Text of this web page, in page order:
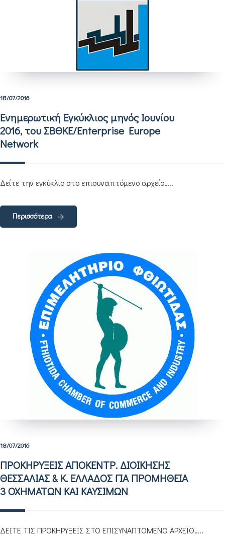
18/07/2016
Ενημερωτική Εγκύκλιος μηνός Ιουνίου
2016, του ΣΒΘΚΕ/Enterprise Europe
Network
Δείτε την εγκύκλιο στο επισυναπτόμενο αρχείο…..
Περισσότερα
18/07/2016
ΠΡΟΚΗΡΥΞΕΙΣ ΑΠΟΚΕΝΤΡ. ΔΙΟΙΚΗΣΗΣ
ΘΕΣΣΑΛΙΑΣ & Κ. ΕΛΛΑΔΟΣ ΓΙΑ ΠΡΟΜΗΘΕΙΑ
3 ΟΧΗΜΑΤΩΝ ΚΑΙ ΚΑΥΣΙΜΩΝ
ΔΕΙΤΕ ΤΙΣ ΠΡΟΚΗΡΥΞΕΙΣ ΣΤΟ ΕΠΙΣΥΝΑΠΤΟΜΕΝΟ ΑΡΧΕΙΟ…..